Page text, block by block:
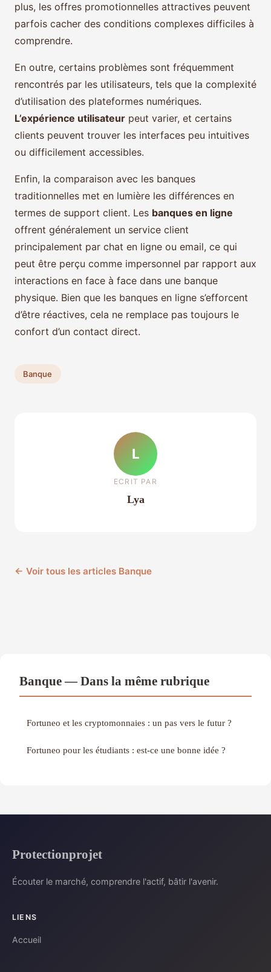
plus, les offres promotionnelles attractives peuvent
parfois cacher des conditions complexes difficiles à
comprendre.
En outre, certains problèmes sont fréquemment
rencontrés par les utilisateurs, tels que la complexité
d’utilisation des plateformes numériques.
L’expérience utilisateur peut varier, et certains
clients peuvent trouver les interfaces peu intuitives
ou difficilement accessibles.
Enfin, la comparaison avec les banques
traditionnelles met en lumière les différences en
termes de support client. Les banques en ligne
offrent généralement un service client
principalement par chat en ligne ou email, ce qui
peut être perçu comme impersonnel par rapport aux
interactions en face à face dans une banque
physique. Bien que les banques en ligne s’efforcent
d’être réactives, cela ne remplace pas toujours le
confort d’un contact direct.
Banque
L
ECRIT PAR
Lya
← Voir tous les articles Banque
Banque — Dans la même rubrique
Fortuneo et les cryptomonnaies : un pas vers le futur ?
Fortuneo pour les étudiants : est-ce une bonne idée ?
Protectionprojet
Écouter le marché, comprendre l'actif, bâtir l'avenir.
LIENS
Accueil